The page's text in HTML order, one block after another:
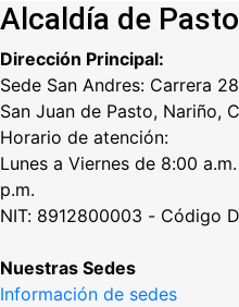
Alcaldía de Pasto
Dirección Principal:
Sede San Andres: Carrera
San Juan de Pasto, Nariño,
Horario de atención:
Lunes a Viernes de 8:00
p.m.
NIT: 8912800003 - Código
Nuestras Sedes
Información de sedes